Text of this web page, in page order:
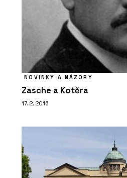
O FIRMĚ
Franke
PRODUKTY
NOVINKY A NÁZORY
Zasche a Kotěra
17. 2. 2016